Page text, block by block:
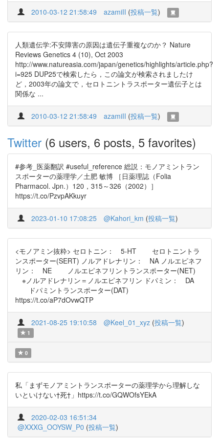
2010-03-12 21:58:49 azamiII (投稿一覧)
人類遺伝学:不安障害の原因は遺伝子重複なのか？ Nature
Reviews Genetics 4 (10), Oct 2003
http://www.natureasia.com/japan/genetics/highlights/article.php?
i=925 DUP25で検索したら，この論文が検索されましたけ
ど，2003年の論文で，セロトニントラスポーター遺伝子とは
関係な ...
2010-03-12 21:58:49 azamiII (投稿一覧)
Twitter (6 users, 6 posts, 5 favorites)
#参考_医薬翻訳 #useful_reference 総説：モノアミントラン
スポーターの薬理学／土肥 敏博 ［日薬理誌（Folia
Pharmacol. Jpn.）120，315～326（2002）］
https://t.co/PzvpAKkuyr
2023-01-10 17:08:25 @Kahori_km (投稿一覧)
<モノアミン抜粋> セロトニン： 5-HT セロトニントラ
ンスポーター(SERT) ノルアドレナリン： NA ノルエピネフ
リン： NE ノルエピネフリントランスポーター(NET)
※ノルアドレナリン＝ノルエピネフリン ドパミン： DA
ドパミントランスポーター(DAT)
https://t.co/aP7dOvwQTP
2021-08-25 19:10:58 @Keel_01_xyz (投稿一覧)
1
0
私「まずモノアミントランスポーターの薬理学から理解しな
いといけない†死†」https://t.co/GQWOfsYEkA
2020-02-03 16:51:34
@XXXG_OOYSW_P0 (投稿一覧)